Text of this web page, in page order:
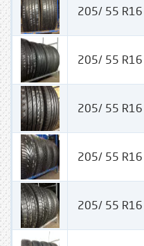
205/ 55 R16
205/ 55 R16
205/ 55 R16
205/ 55 R16
205/ 55 R16